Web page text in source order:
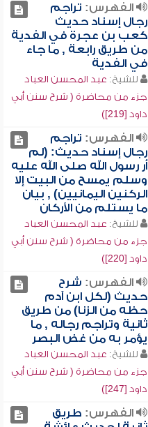
الفهرس: تراجم
رجال إسناد حديث
كعب بن عجرة في الفدية
من طريق رابعة , ما جاء
في الفدية
للشيخ: عبد المحسن العباد
جزء من محاضرة ( شرح سنن أبي
داود [219])
الفهرس: تراجم
رجال إسناد حديث: (لم
أر رسول الله صلى الله عليه
وسلم يمسح من البيت إلا
الركنين اليمانيين) , بيان
ما يستلم من الأركان
للشيخ: عبد المحسن العباد
جزء من محاضرة ( شرح سنن أبي
داود [220])
الفهرس: شرح
حديث (لكل ابن آدم
حظه من الزنا) من طريق
ثانية وتراجم رجاله , ما
يؤمر به من غض البصر
للشيخ: عبد المحسن العباد
جزء من محاضرة ( شرح سنن أبي
داود [247])
الفهرس: طريق